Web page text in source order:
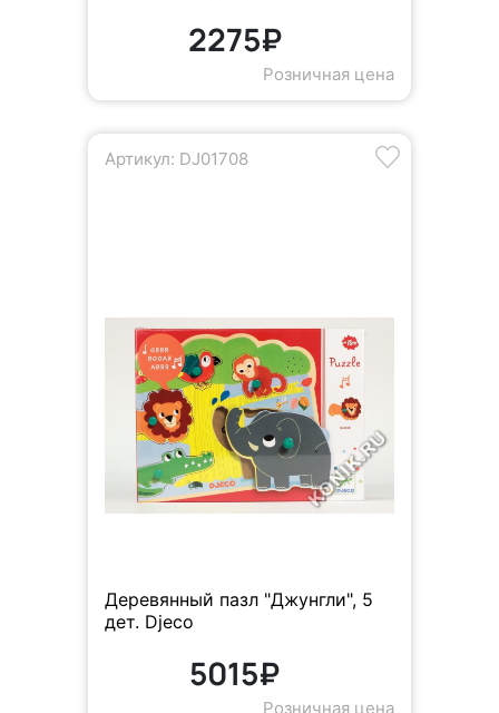
2275₽
Розничная цена
Артикул: DJ01708
Деревянный пазл "Джунгли", 5
дет. Djeco
5015₽
Розничная цена